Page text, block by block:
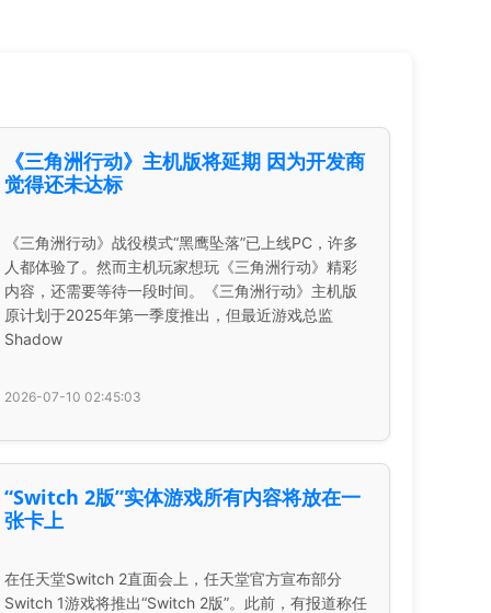
《三角洲行动》主机版将延期 因为开发商
觉得还未达标
《三角洲行动》战役模式“黑鹰坠落”已上线PC，许多
人都体验了。然而主机玩家想玩《三角洲行动》精彩
内容，还需要等待一段时间。《三角洲行动》主机版
原计划于2025年第一季度推出，但最近游戏总监
Shadow
2026-07-10 02:45:03
“Switch 2版”实体游戏所有内容将放在一
张卡上
在任天堂Switch 2直面会上，任天堂官方宣布部分
Switch 1游戏将推出“Switch 2版”。此前，有报道称任